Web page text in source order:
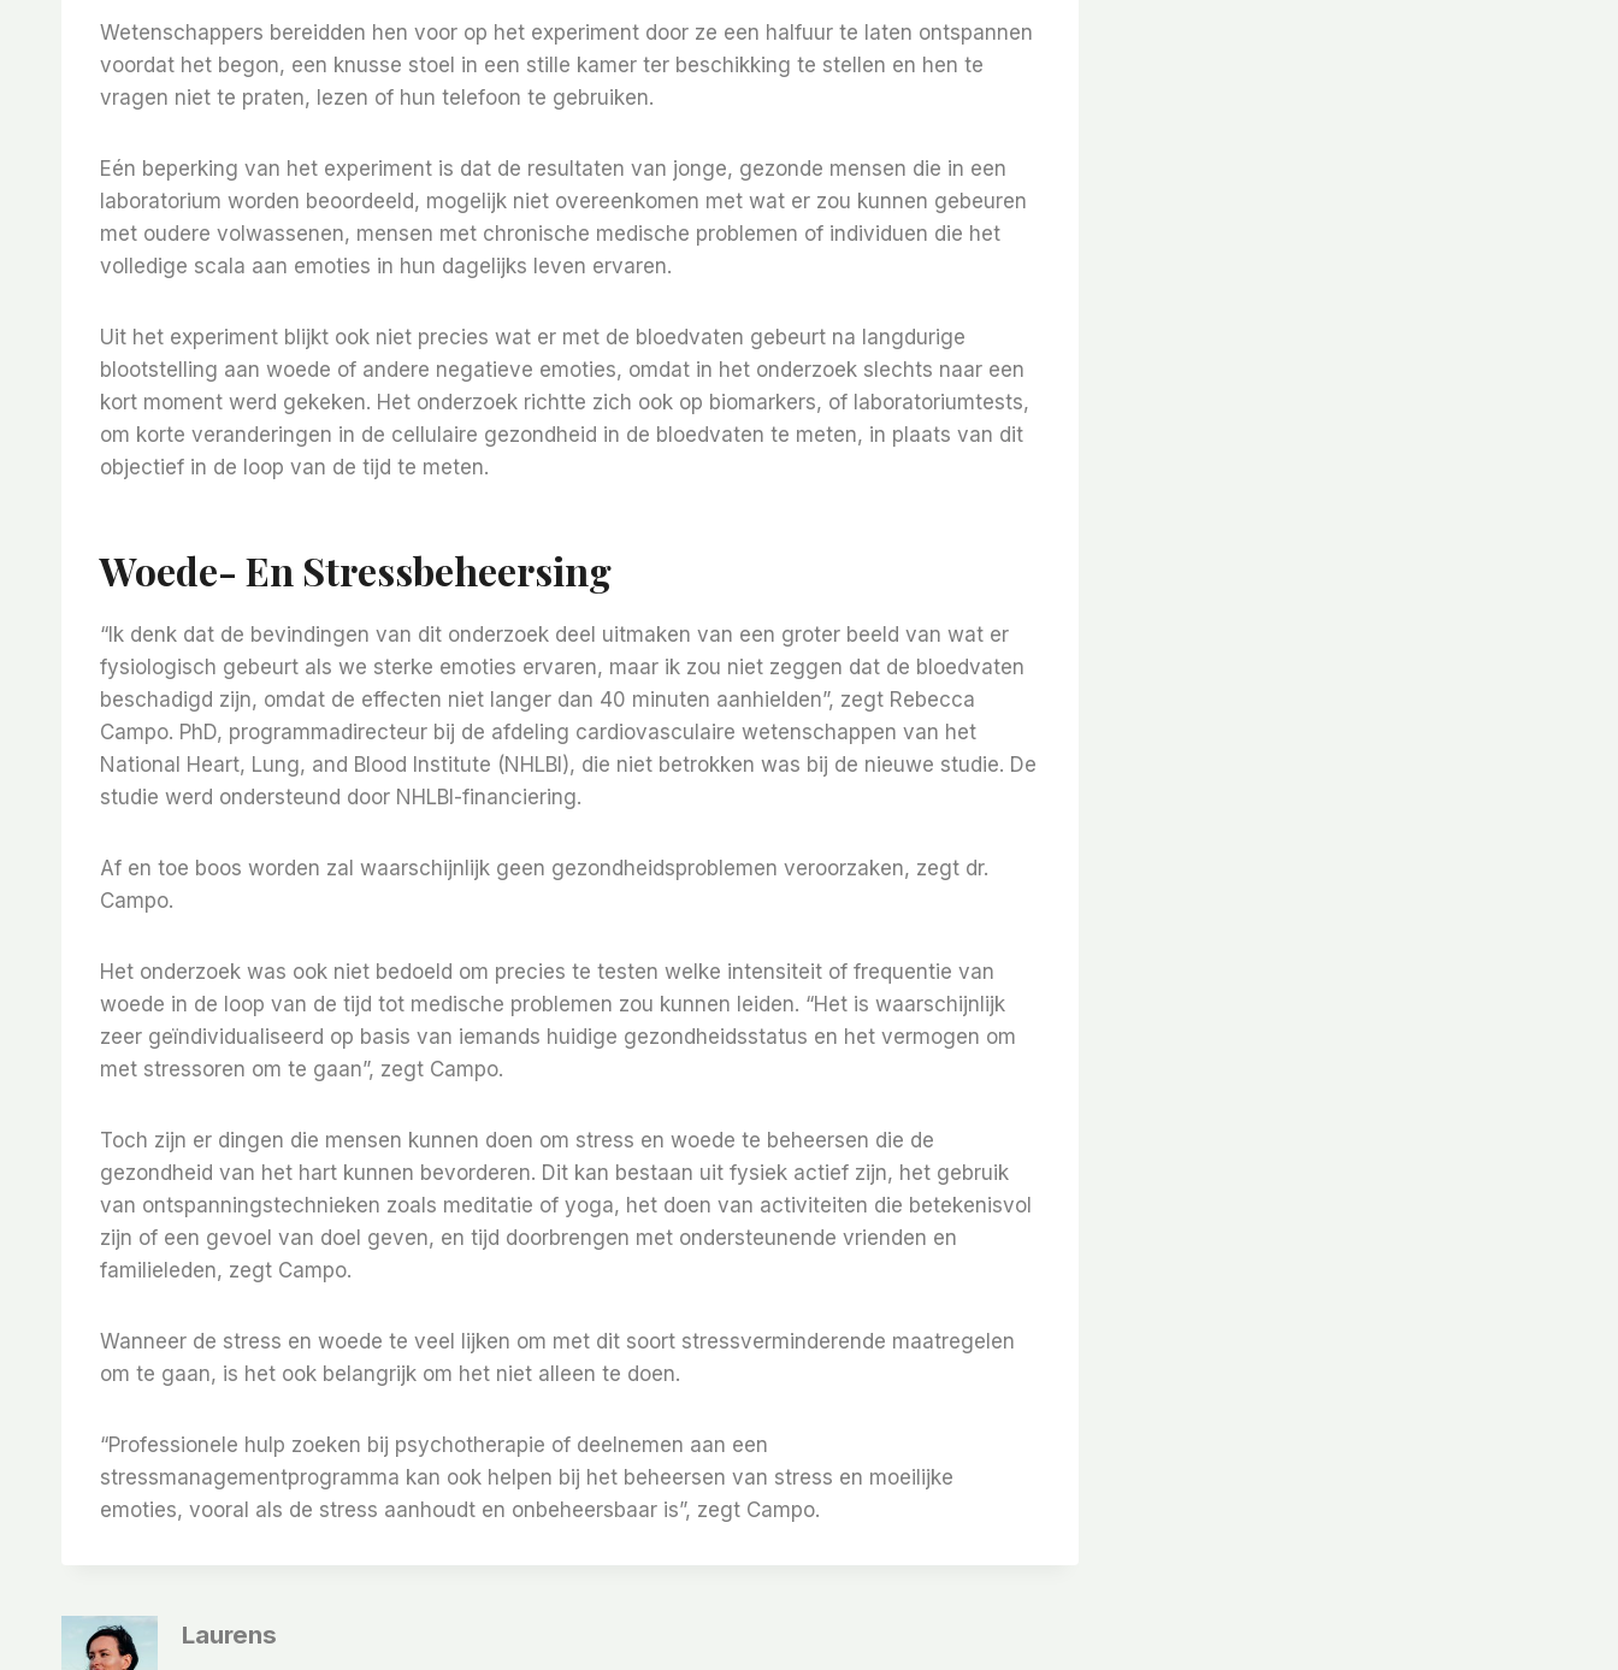
Wetenschappers bereidden hen voor op het experiment door ze een halfuur te laten ontspannen
voordat het begon, een knusse stoel in een stille kamer ter beschikking te stellen en hen te
vragen niet te praten, lezen of hun telefoon te gebruiken.
Eén beperking van het experiment is dat de resultaten van jonge, gezonde mensen die in een
laboratorium worden beoordeeld, mogelijk niet overeenkomen met wat er zou kunnen gebeuren
met oudere volwassenen, mensen met chronische medische problemen of individuen die het
volledige scala aan emoties in hun dagelijks leven ervaren.
Uit het experiment blijkt ook niet precies wat er met de bloedvaten gebeurt na langdurige
blootstelling aan woede of andere negatieve emoties, omdat in het onderzoek slechts naar een
kort moment werd gekeken. Het onderzoek richtte zich ook op biomarkers, of laboratoriumtests,
om korte veranderingen in de cellulaire gezondheid in de bloedvaten te meten, in plaats van dit
objectief in de loop van de tijd te meten.
Woede- En Stressbeheersing
“Ik denk dat de bevindingen van dit onderzoek deel uitmaken van een groter beeld van wat er
fysiologisch gebeurt als we sterke emoties ervaren, maar ik zou niet zeggen dat de bloedvaten
beschadigd zijn, omdat de effecten niet langer dan 40 minuten aanhielden”, zegt Rebecca
Campo. PhD, programmadirecteur bij de afdeling cardiovasculaire wetenschappen van het
National Heart, Lung, and Blood Institute (NHLBI), die niet betrokken was bij de nieuwe studie. De
studie werd ondersteund door NHLBI-financiering.
Af en toe boos worden zal waarschijnlijk geen gezondheidsproblemen veroorzaken, zegt dr.
Campo.
Het onderzoek was ook niet bedoeld om precies te testen welke intensiteit of frequentie van
woede in de loop van de tijd tot medische problemen zou kunnen leiden. “Het is waarschijnlijk
zeer geïndividualiseerd op basis van iemands huidige gezondheidsstatus en het vermogen om
met stressoren om te gaan”, zegt Campo.
Toch zijn er dingen die mensen kunnen doen om stress en woede te beheersen die de
gezondheid van het hart kunnen bevorderen. Dit kan bestaan ​​uit fysiek actief zijn, het gebruik
van ontspanningstechnieken zoals meditatie of yoga, het doen van activiteiten die betekenisvol
zijn of een gevoel van doel geven, en tijd doorbrengen met ondersteunende vrienden en
familieleden, zegt Campo.
Wanneer de stress en woede te veel lijken om met dit soort stressverminderende maatregelen
om te gaan, is het ook belangrijk om het niet alleen te doen.
“Professionele hulp zoeken bij psychotherapie of deelnemen aan een
stressmanagementprogramma kan ook helpen bij het beheersen van stress en moeilijke
emoties, vooral als de stress aanhoudt en onbeheersbaar is”, zegt Campo.
Laurens